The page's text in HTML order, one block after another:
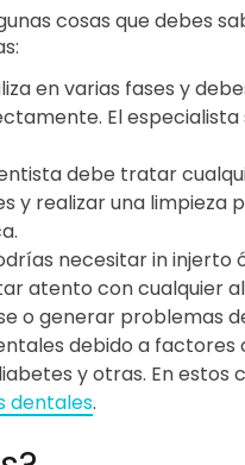
cosas que debes
en varias fases y
El
debe tratar
y realizar una limpieza
necesitar in injerto
atento con cualquier
o generar problemas
debido a factores
y otras. En estos
dentales.